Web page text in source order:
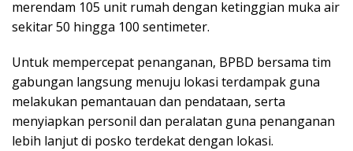
merendam 105 unit rumah dengan ketinggian muka air
sekitar 50 hingga 100 sentimeter.
Untuk mempercepat penanganan, BPBD bersama tim
gabungan langsung menuju lokasi terdampak guna
melakukan pemantauan dan pendataan, serta
menyiapkan personil dan peralatan guna penanganan
lebih lanjut di posko terdekat dengan lokasi.